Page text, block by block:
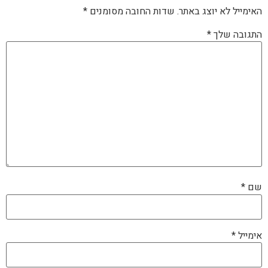
האימייל לא יוצג באתר. שדות החובה מסומנים *
התגובה שלך*
שם *
אימייל*